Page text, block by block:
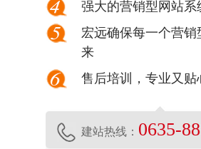
强大的营销型网站系
宏远确保每一个营销
来
售后培训，专业又贴
建站热线： 0635-